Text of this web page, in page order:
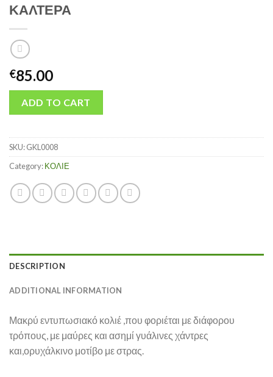
ΚΑΛΤΕΡΑ
€85.00
ADD TO CART
SKU:GKL0008
Category:ΚΟΛΙΕ
DESCRIPTION
ADDITIONAL INFORMATION
Μακρύ εντυπωσιακό κολιέ ,που φοριέται με διάφορου
τρόπους, με μαύρες και ασημί γυάλινες χάντρες
και,ορυχάλκινο μοτίβο με στρας.